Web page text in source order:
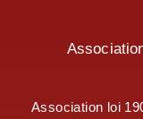
Association loi